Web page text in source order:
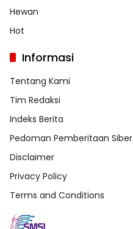
Hewan
Hot
Informasi
Tentang Kami
Tim Redaksi
Indeks Berita
Pedoman Pemberitaan Siber
Disclaimer
Privacy Policy
Terms and Conditions